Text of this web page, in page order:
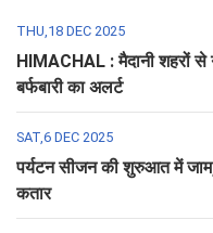
THU,18 DEC 2025
HIMACHAL : मैदानी शहरों से
बर्फबारी का अलर्ट
SAT,6 DEC 2025
पर्यटन सीजन की शुरुआत में
कतार